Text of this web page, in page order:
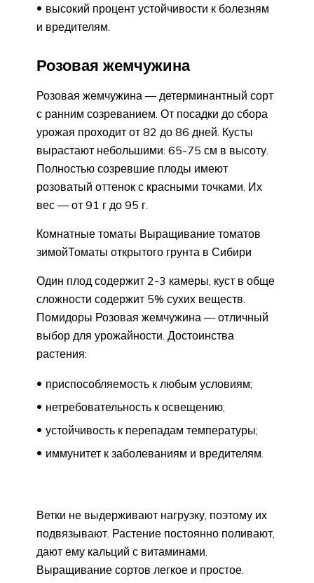
высокий процент устойчивости к болезням
и вредителям.
Розовая жемчужина
Розовая жемчужина — детерминантный сорт
с ранним созреванием. От посадки до сбора
урожая проходит от 82 до 86 дней. Кусты
вырастают небольшими: 65-75 см в высоту.
Полностью созревшие плоды имеют
розоватый оттенок с красными точками. Их
вес — от 91 г до 95 г.
Комнатные томаты Выращивание томатов
зимойТоматы открытого грунта в Сибири
Один плод содержит 2-3 камеры, куст в обще
сложности содержит 5% сухих веществ.
Помидоры Розовая жемчужина — отличный
выбор для урожайности. Достоинства
растения:
приспособляемость к любым условиям;
нетребовательность к освещению;
устойчивость к перепадам температуры;
иммунитет к заболеваниям и вредителям.
Ветки не выдерживают нагрузку, поэтому их
подвязывают. Растение постоянно поливают,
дают ему кальций с витаминами.
Выращивание сортов легкое и простое.